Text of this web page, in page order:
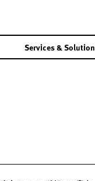
Services & Solution